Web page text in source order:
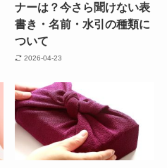
ナーは？今さら聞けない表
書き・名前・水引の種類に
ついて
2026-04-23